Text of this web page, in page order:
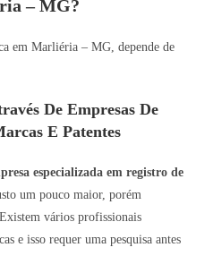
– MG?
em Marliéria – MG, depende de
De Empresas De
E Patentes
especializada em registro de
um pouco maior, porém
vários profissionais
e isso requer uma pesquisa antes